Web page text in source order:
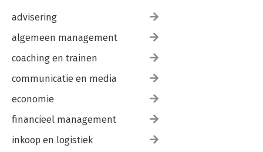
advisering
algemeen management
coaching en trainen
communicatie en media
economie
financieel management
inkoop en logistiek